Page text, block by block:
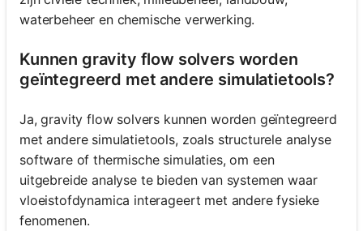
waterbeheer en chemische verwerking.
Kunnen gravity flow solvers worden
geïntegreerd met andere simulatietools?
Ja, gravity flow solvers kunnen worden geïntegreerd
met andere simulatietools, zoals structurele analyse
software of thermische simulaties, om een
uitgebreide analyse te bieden van systemen waar
vloeistofdynamica interageert met andere fysieke
fenomenen.